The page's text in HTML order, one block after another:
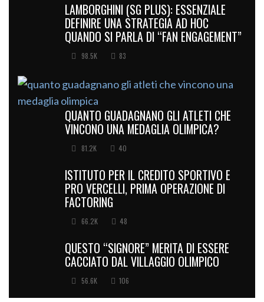
LAMBORGHINI (SG PLUS): ESSENZIALE
DEFINIRE UNA STRATEGIA AD HOC
QUANDO SI PARLA DI “FAN ENGAGEMENT”
98.5K 83
QUANTO GUADAGNANO GLI ATLETI CHE
VINCONO UNA MEDAGLIA OLIMPICA?
81.2K 40
ISTITUTO PER IL CREDITO SPORTIVO E
PRO VERCELLI, PRIMA OPERAZIONE DI
FACTORING
66.2K 48
QUESTO “SIGNORE” MERITA DI ESSERE
CACCIATO DAL VILLAGGIO OLIMPICO
56.6K 106